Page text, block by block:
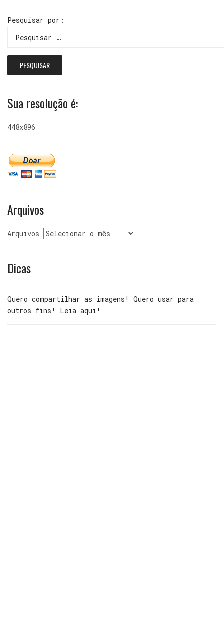
Pesquisar por:
Sua resolução é:
448x896
Arquivos
Arquivos
Dicas
Quero compartilhar as imagens! Quero usar para
outros fins! Leia aqui!